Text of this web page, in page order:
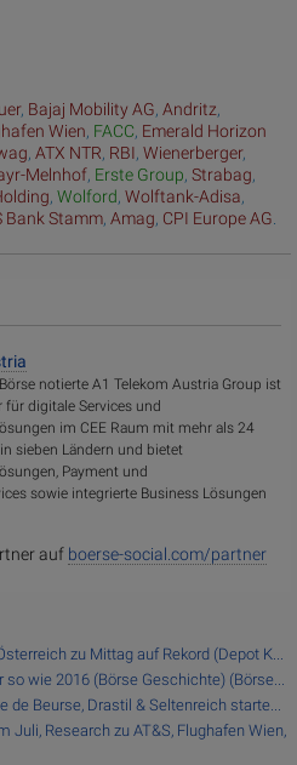
, Bajaj Mobility AG, Andritz,
Wien, FACC, Emerald Horizon
, ATX NTR, RBI, Wienerberger,
Melnhof, Erste Group, Strabag,
, Wolford, Wolftank-Adisa,
Bank Stamm, Amag, CPI Europe AG.
notierte A1 Telekom Austria Group ist
für digitale Services und
im CEE Raum mit mehr als 24
sieben Ländern und bietet
Payment und
sowie integrierte Business Lösungen
auf boerse-social.com/partner
zu Mittag auf Rekord (Depot K...
wie 2016 (Börse Geschichte) (Börse...
de Beurse, Drastil & Seltenreich starte...
Juli, Research zu AT&S, Flughafen Wien,